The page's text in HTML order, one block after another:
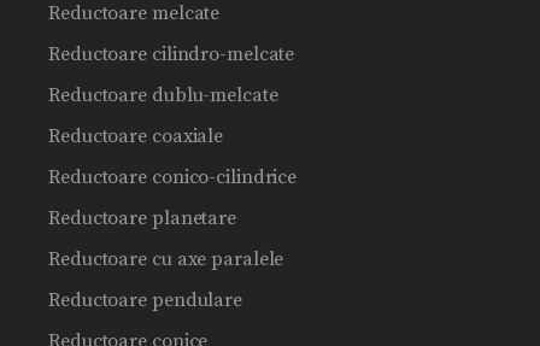
Reductoare melcate
Reductoare cilindro-melcate
Reductoare dublu-melcate
Reductoare coaxiale
Reductoare conico-cilindrice
Reductoare planetare
Reductoare cu axe paralele
Reductoare pendulare
Reductoare conice